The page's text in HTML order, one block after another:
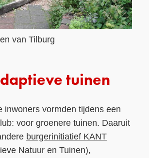
van Tilburg
tuinen
inwoners vormden tijdens een
voor groenere tuinen. Daaruit
burgerinitiatief KANT
Natuur en Tuinen),